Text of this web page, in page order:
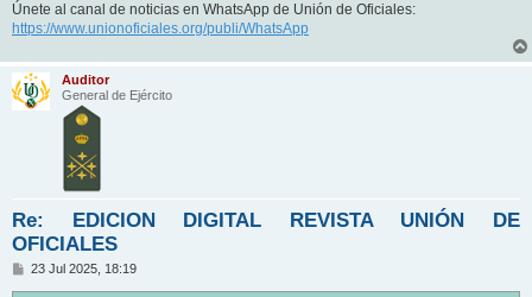
Únete al canal de noticias en WhatsApp de Unión de Oficiales:
https://www.unionoficiales.org/publi/WhatsApp
Auditor
General de Ejército
Re: EDICION DIGITAL REVISTA UNIÓN DE
OFICIALES
M
23 Jul 2025, 18:19